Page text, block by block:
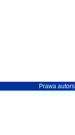
Prawa